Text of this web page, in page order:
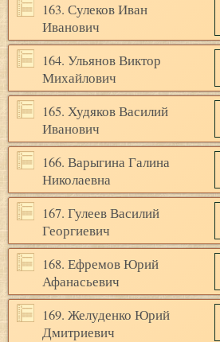
163. Сулеков Иван
Иванович
164. Ульянов Виктор
Михайлович
165. Худяков Василий
Иванович
166. Варыгина Галина
Николаевна
167. Гулеев Василий
Георгиевич
168. Ефремов Юрий
Афанасьевич
169. Желуденко Юрий
Дмитриевич